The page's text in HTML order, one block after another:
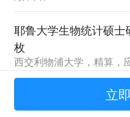
耶鲁大学生物统计硕士
枚
普通本科
宾夕法尼亚大学机器人
立